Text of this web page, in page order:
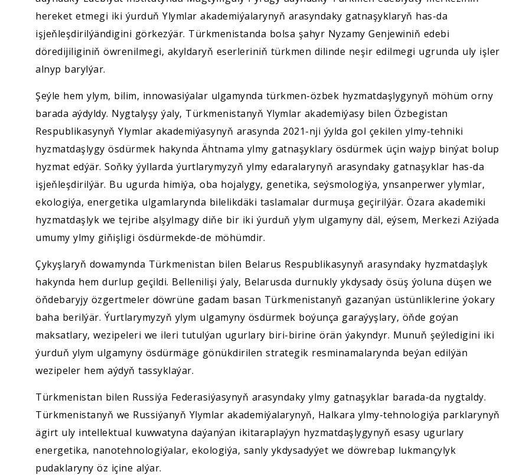
hereket etmegi iki ýurduň Ylymlar akademiýalarynyň arasyndaky gatnaşyklaryň has-da
işjeňleşdirilýändigini görkezýär. Türkmenistanda bolsa şahyr Nyzamy Genjewiniň edebi
döredijiliginiň öwrenilmegi, akyldaryň eserleriniň türkmen dilinde neşir edilmegi ugrunda uly işler
alnyp barylýar.
Şeýle hem ylym, bilim, innowasiýalar ulgamynda türkmen-özbek hyzmatdaşlygynyň möhüm orny
barada aýdyldy. Nygtalyşy ýaly, Türkmenistanyň Ylymlar akademiýasy bilen Özbegistan
Respublikasynyň Ylymlar akademiýasynyň arasynda 2021-nji ýylda gol çekilen ylmy-tehniki
hyzmatdaşlygy ösdürmek hakynda Ähtnama ylmy gatnaşyklary ösdürmek üçin wajyp binýat bolup
hyzmat edýär. Soňky ýyllarda ýurtlarymyzyň ylmy edaralarynyň arasyndaky gatnaşyklar has-da
işjeňleşdirilýär. Bu ugurda himiýa, oba hojalygy, genetika, seýsmologiýa, ynsanperwer ylymlar,
ekologiýa, energetika ulgamlarynda bilelikdäki taslamalar durmuşa geçirilýär. Özara akademiki
hyzmatdaşlyk we tejribe alşylmagy diňe bir iki ýurduň ylym ulgamyny däl, eýsem, Merkezi Aziýada
umumy ylmy giňişligi ösdürmekde-de möhümdir.
Çykyşlaryň dowamynda Türkmenistan bilen Belarus Respublikasynyň arasyndaky hyzmatdaşlyk
hakynda hem durlup geçildi. Bellenilişi ýaly, Belarusda durnukly ykdysady ösüş ýoluna düşen we
öňdebaryjy özgertmeler döwrüne gadam basan Türkmenistanyň gazanýan üstünliklerine ýokary
baha berilýär. Ýurtlarymyzyň ylym ulgamyny ösdürmek boýunça garaýyşlary, öňde goýan
maksatlary, wezipeleri we ileri tutulýan ugurlary biri-birine örän ýakyndyr. Munuň şeýledigini iki
ýurduň ylym ulgamyny ösdürmäge gönükdirilen strategik resminamalarynda beýan edilýän
wezipeler hem aýdyň tassyklaýar.
Türkmenistan bilen Russiýa Federasiýasynyň arasyndaky ylmy gatnaşyklar barada-da nygtaldy.
Türkmenistanyň we Russiýanyň Ylymlar akademiýalarynyň, Halkara ylmy-tehnologiýa parklarynyň
ägirt uly intellektual kuwwatyna daýanýan ikitaraplaýyn hyzmatdaşlygynyň esasy ugurlary
energetika, nanotehnologiýalar, ekologiýa, sanly ykdysadyýet we döwrebap lukmançylyk
pudaklaryny öz içine alýar.